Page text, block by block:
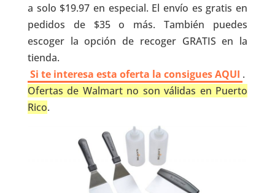
a solo $19.97 en especial. El envío es gratis en
pedidos de $35 o más. También puedes
escoger la opción de recoger GRATIS en la
tienda.
Si te interesa esta oferta la consigues AQUI .
Ofertas de Walmart no son válidas en Puerto
Rico.